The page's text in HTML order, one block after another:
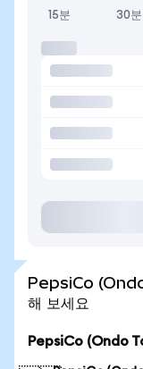
15분 30분
PepsiCo
해 보세요
PepsiCo (Ondo